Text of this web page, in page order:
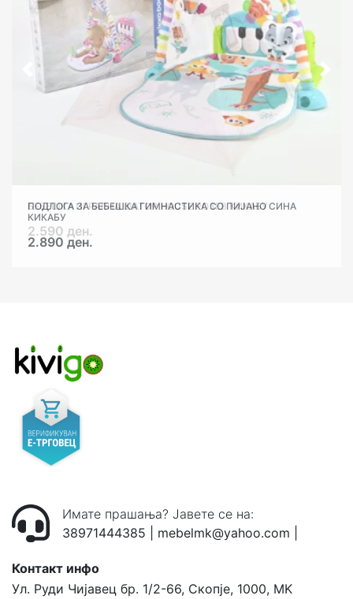
БЕБЕШКА ИГРАЛНА ШАТОР HOUSE РОЗЕВ КИКАБУ
2.590 ден.
ПОДЛОГА ЗА БЕБЕШКА ГИМНАСТИКА СО ПИЈАНО СИНА
КИКАБУ
2.890 ден.
Имате прашања? Јавете се на:
38971444385
mebelmk@yahoo.com
Контакт инфо
Ул. Руди Чијавец бр. 1/2-66, Скопје, 1000, MK